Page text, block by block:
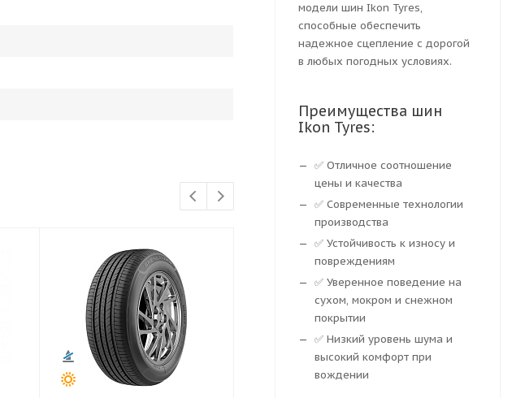
модели шин Ikon Tyres,
способные обеспечить
надежное сцепление с дорогой
в любых погодных условиях.
Преимущества шин
Ikon Tyres:
✅ Отличное соотношение
цены и качества
✅ Современные технологии
производства
✅ Устойчивость к износу и
повреждениям
✅ Уверенное поведение на
сухом, мокром и снежном
покрытии
✅ Низкий уровень шума и
высокий комфорт при
вождении